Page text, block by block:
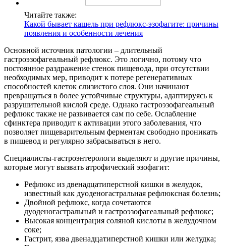
Читайте также:
Какой бывает кашель при рефлюкс-эзофагите: причины
появления и особенности лечения
Основной источник патологии – длительный
гастроэзофагеальный рефлюкс. Это логично, потому что
постоянное раздражение стенок пищевода, при отсутствии
необходимых мер, приводит к потере регенеративных
способностей клеток слизистого слоя. Они начинают
превращаться в более устойчивые структуры, адаптируясь к
разрушительной кислой среде. Однако гастроэзофагеальный
рефлюкс также не развивается сам по себе. Ослабление
сфинктера приводит к активации этого заболевания, что
позволяет пищеварительным ферментам свободно проникать
в пищевод и регулярно забрасываться в него.
Специалисты-гастроэнтерологи выделяют и другие причины,
которые могут вызвать атрофический эзофагит:
Рефлюкс из двенадцатиперстной кишки в желудок,
известный как дуоденогастральная рефлюксная болезнь;
Двойной рефлюкс, когда сочетаются
дуоденогастральный и гастроэзофагеальный рефлюкс;
Высокая концентрация соляной кислоты в желудочном
соке;
Гастрит, язва двенадцатиперстной кишки или желудка;